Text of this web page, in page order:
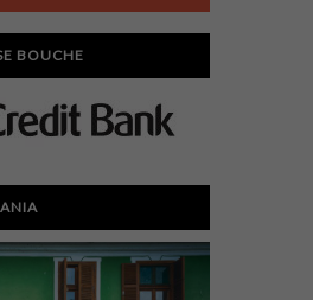
BOUCHE